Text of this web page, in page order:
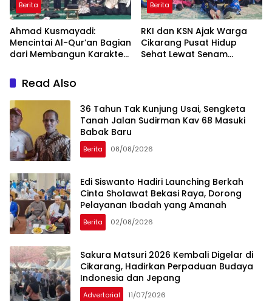
Berita
Ahmad Kusmayadi:
Mencintai Al-Qur’an Bagian
dari Membangun Karakter
Berita
RKI dan KSN Ajak Warga
Cikarang Pusat Hidup
Sehat Lewat Senam
Read Also
36 Tahun Tak Kunjung Usai, Sengketa
Tanah Jalan Sudirman Kav 68 Masuki
Babak Baru
Berita 08/08/2026
Edi Siswanto Hadiri Launching Berkah
Cinta Sholawat Bekasi Raya, Dorong
Pelayanan Ibadah yang Amanah
Berita 02/08/2026
Sakura Matsuri 2026 Kembali Digelar di
Cikarang, Hadirkan Perpaduan Budaya
Indonesia dan Jepang
Advertorial 11/07/2026